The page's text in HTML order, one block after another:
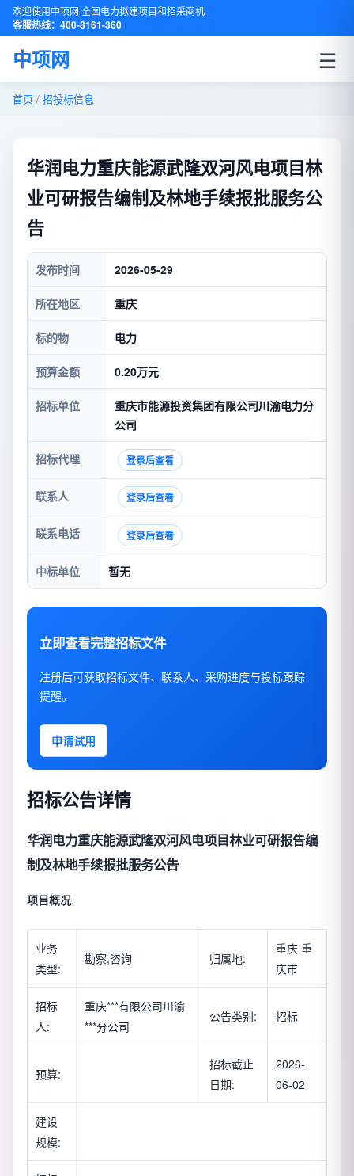
欢迎使用中项网·全国电力拟建项目和招采商机
客服热线：400-8161-360
中项网 ☰
首页 / 招投标信息
华润电力重庆能源武隆双河风电项目林
业可研报告编制及林地手续报批服务公
告
发布时间 2026-05-29
所在地区 重庆
标的物 电力
预算金额 0.20万元
招标单位
重庆市能源投资集团有限公司川渝电力分
公司
招标代理 登录后查看
联系人 登录后查看
联系电话 登录后查看
中标单位 暂无
立即查看完整招标文件
注册后可获取招标文件、联系人、采购进度与投标跟踪
提醒。
申请试用
招标公告详情
华润电力重庆能源武隆双河风电项目林业可研报告编
制及林地手续报批服务公告
项目概况
业务
类型:
勘察,咨询 归属地:
重庆 重
庆市
招标
人:
重庆***有限公司川渝
***分公司
公告类别: 招标
预算:
招标截止
日期:
2026-
06-02
建设
规模: